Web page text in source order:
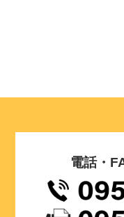
電話・